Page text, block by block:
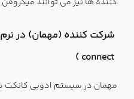
connect )
مهمان در سیستم ادوبی کانکت